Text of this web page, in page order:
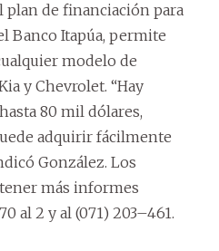
plan de financiación para
Banco Itapúa, permite
modelo de
y Chevrolet. “Hay
80 mil dólares,
adquirir fácilmente
González. Los
más informes
al 2 y al (071) 203–461.